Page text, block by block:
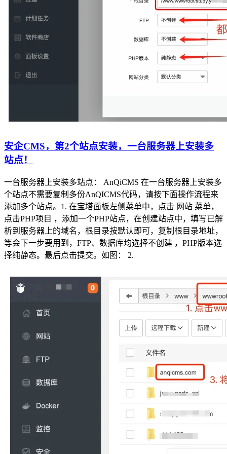
安企CMS，第2个站点安装，一台服务器上安装多
站点！
一台服务器上安装多站点： AnQiCMS 在一台服务器上安装多
个站点不需要复制多份AnQICMS代码，请按下面操作流程来
添加多个站点。1. 在宝塔面板左侧菜单中，点击 网站 菜单，
点击PHP项目 ，添加一个PHP站点，在创建站点中，填写已解
析到服务器上的域名，根目录按默认即可，复制根目录地址，
等会下一步要用到，FTP、数据库均选择不创建 ，PHP版本选
择纯静态。最后点击提交。如图： 2.